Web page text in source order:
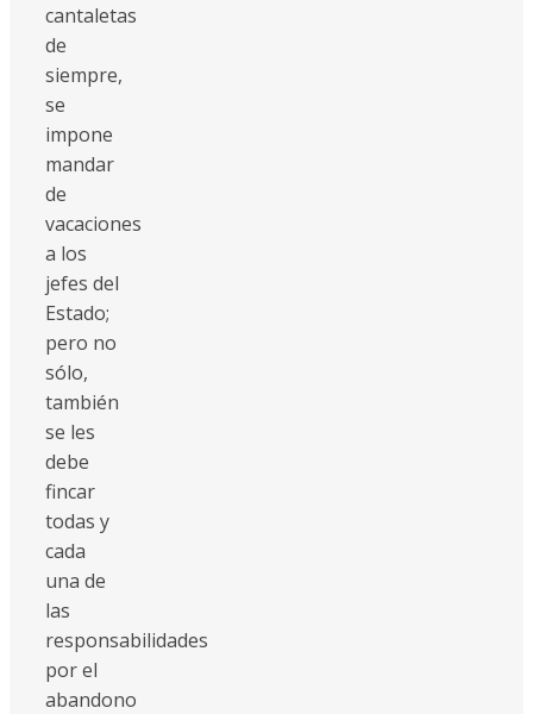
cantaletas
de
siempre,
se
impone
mandar
de
vacaciones
a los
jefes del
Estado;
pero no
sólo,
también
se les
debe
fincar
todas y
cada
una de
las
responsabilidades
por el
abandono